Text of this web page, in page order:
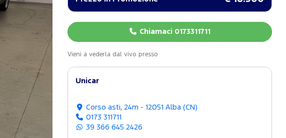
Chiamaci 0173311711
Vieni a vederla dal vivo presso
Unicar
Corso asti, 24m - 12051 Alba (CN)
0173 311711
39 366 645 2426